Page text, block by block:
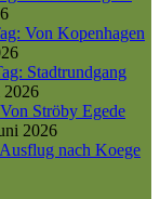
Von Kopenhagen
Stadtrundgang
2026
Ströby Egede
2026
nach Koege